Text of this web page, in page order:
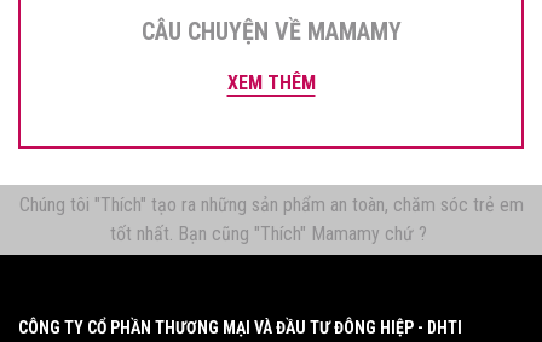
CÂU CHUYỆN VỀ MAMAMY
XEM THÊM
Chúng tôi "Thích" tạo ra những sản phẩm an toàn, chăm sóc trẻ em
tốt nhất. Bạn cũng "Thích" Mamamy chứ ?
CÔNG TY CỔ PHẦN THƯƠNG MẠI VÀ ĐẦU TƯ ĐÔNG HIỆP - DHTI